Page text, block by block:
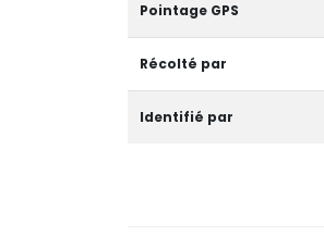
Pointage GPS
Récolté par
Identifié par